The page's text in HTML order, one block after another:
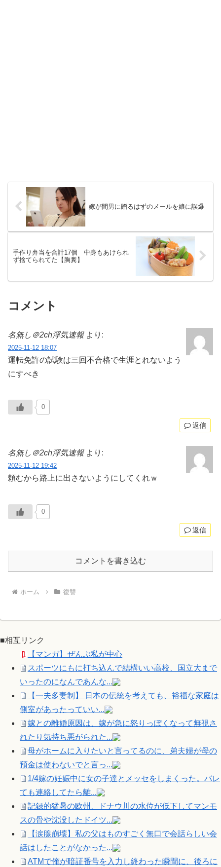
嫁が間男に贈るはずのメールを娘に誤爆
手作り弁当を合計17個 中身もあけられ
ず捨てられてた【胸糞】
コメント
名無し＠2ch浮気速報 より:
2025-11-12 18:07
運転免許の試験は三回不合格で生涯とれないよう
にすべき
0
返信
名無し＠2ch浮気速報 より:
2025-11-12 19:42
頼むから路上に出さないようにしてくれｗ
0
返信
コメントを書き込む
ホーム 復讐
■相互リンク
【マンガ】ぜんぶ私が中心
スポーツにもに打ち込んで結構いい高校、国立大まで
いったのになんであんな...
【一夫多妻制】 日本の伝統を考えても、裕福な家庭は
側室があったっていい...
嫁との離婚原因は、嫁が急に怒りっぽくなって無視さ
れたり気持ち悪がられた...
母がホームに入りたいと言ってるのに、弟夫婦が母の
預金は使わないでと言っ...
1/4嫁の妊娠中に女の子達とメッセをしまくった。バレ
ても連絡してたら離...
記録的猛暑の欧州、ドナウ川の水位が低下してマンモ
スの骨や沈没したドイツ...
【涙腺崩壊】私の父はものすごく無口で会話らしい会
話はしたことがなかった...
ATMで俺が暗証番号を入力し終わった瞬間に、後ろに